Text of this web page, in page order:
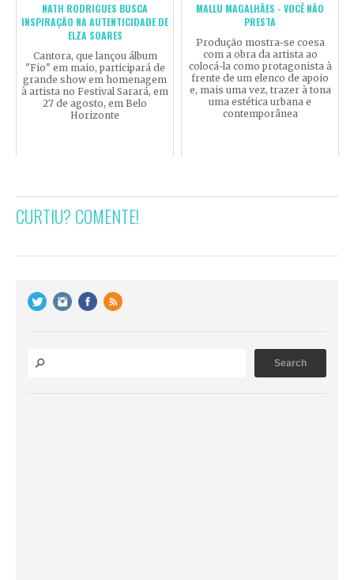
NATH RODRIGUES BUSCA
INSPIRAÇÃO NA AUTENTICIDADE DE
ELZA SOARES
Cantora, que lançou álbum
"Fio" em maio, participará de
grande show em homenagem
à artista no Festival Sarará, em
27 de agosto, em Belo
Horizonte
MALLU MAGALHÃES - VOCÊ NÃO
PRESTA
Produção mostra-se coesa
com a obra da artista ao
colocá-la como protagonista à
frente de um elenco de apoio
e, mais uma vez, trazer à tona
uma estética urbana e
contemporânea
CURTIU? COMENTE!